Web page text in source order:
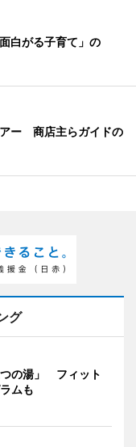
白がる子育て」の
ー 商店主らガイドの
グ
の湯」 フィット
ムも